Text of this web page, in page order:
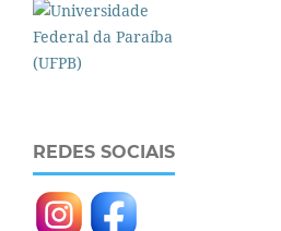
REDES SOCIAIS